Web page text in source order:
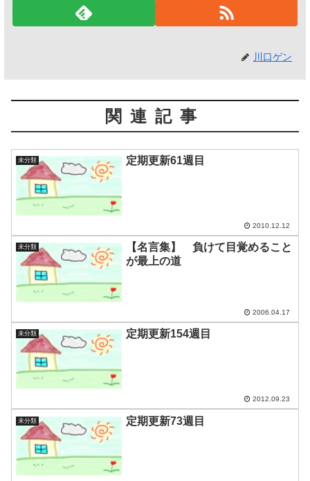
川口ゲン
関連記事
未分類 定期更新61週目
2010.12.12
未分類
【名言集】 負けて目覚めること
が最上の道
2006.04.17
未分類 定期更新154週目
2012.09.23
未分類 定期更新73週目